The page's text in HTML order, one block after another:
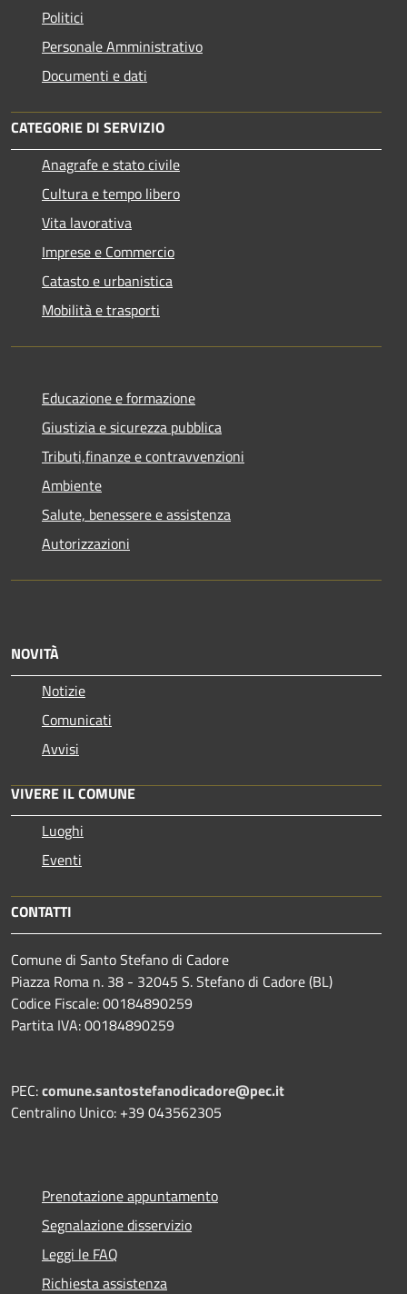
Politici
Personale Amministrativo
Documenti e dati
CATEGORIE DI SERVIZIO
Anagrafe e stato civile
Cultura e tempo libero
Vita lavorativa
Imprese e Commercio
Catasto e urbanistica
Mobilità e trasporti
Educazione e formazione
Giustizia e sicurezza pubblica
Tributi,finanze e contravvenzioni
Ambiente
Salute, benessere e assistenza
Autorizzazioni
NOVITÀ
Notizie
Comunicati
Avvisi
VIVERE IL COMUNE
Luoghi
Eventi
CONTATTI
Comune di Santo Stefano di Cadore
Piazza Roma n. 38 - 32045 S. Stefano di Cadore (BL)
Codice Fiscale: 00184890259
Partita IVA: 00184890259
PEC:comune.santostefanodicadore@pec.it
Centralino Unico: +39 043562305
Prenotazione appuntamento
Segnalazione disservizio
Leggi le FAQ
Richiesta assistenza